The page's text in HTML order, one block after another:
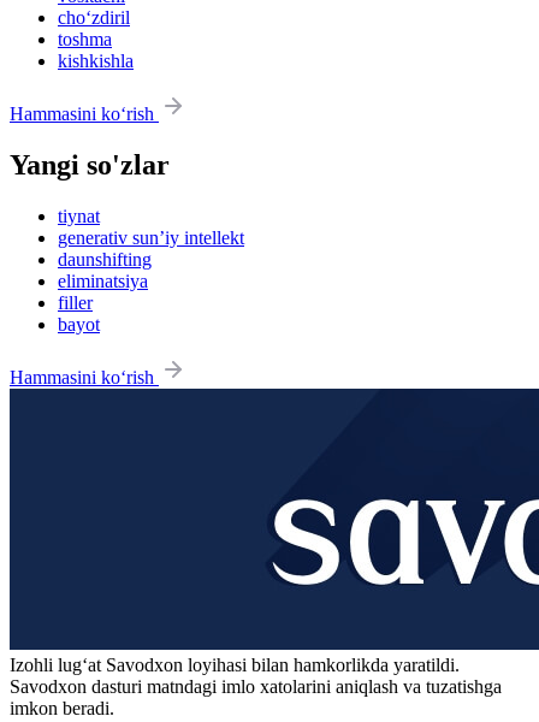
cho‘zdiril
toshma
kishkishla
Hammasini ko‘rish
Yangi so'zlar
tiynat
generativ sun’iy intellekt
daunshifting
eliminatsiya
filler
bayot
Hammasini ko‘rish
Izohli lugʻat Savodxon loyihasi bilan hamkorlikda yaratildi.
Savodxon dasturi matndagi imlo xatolarini aniqlash va tuzatishga
imkon beradi.